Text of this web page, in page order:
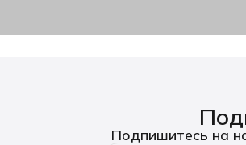
Подпишитесь на